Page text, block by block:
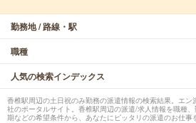
勤務地 / 路線・駅
職種
人気の検索インデックス
香椎駅周辺の土日祝のみ勤務の派遣情報の検索結果。エ
社のポータルサイト。香椎駅周辺の派遣/求人情報を職種
期などの希望条件から、あなたにピッタリの派遣のお仕事